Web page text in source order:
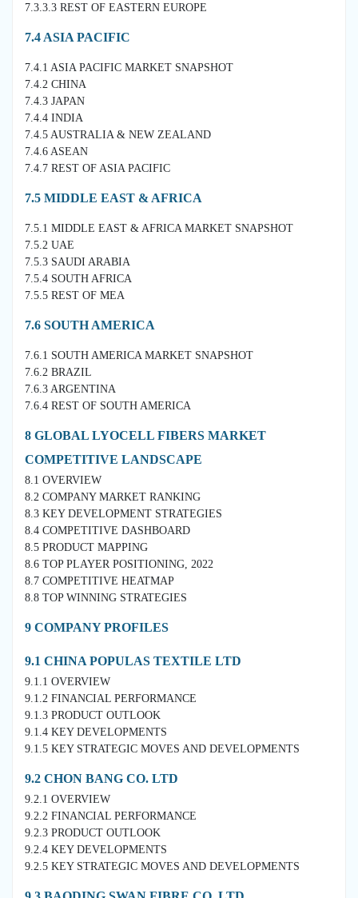
7.3.3.3 REST OF EASTERN EUROPE
7.4 ASIA PACIFIC
7.4.1 ASIA PACIFIC MARKET SNAPSHOT
7.4.2 CHINA
7.4.3 JAPAN
7.4.4 INDIA
7.4.5 AUSTRALIA & NEW ZEALAND
7.4.6 ASEAN
7.4.7 REST OF ASIA PACIFIC
7.5 MIDDLE EAST & AFRICA
7.5.1 MIDDLE EAST & AFRICA MARKET SNAPSHOT
7.5.2 UAE
7.5.3 SAUDI ARABIA
7.5.4 SOUTH AFRICA
7.5.5 REST OF MEA
7.6 SOUTH AMERICA
7.6.1 SOUTH AMERICA MARKET SNAPSHOT
7.6.2 BRAZIL
7.6.3 ARGENTINA
7.6.4 REST OF SOUTH AMERICA
8 GLOBAL LYOCELL FIBERS MARKET
COMPETITIVE LANDSCAPE
8.1 OVERVIEW
8.2 COMPANY MARKET RANKING
8.3 KEY DEVELOPMENT STRATEGIES
8.4 COMPETITIVE DASHBOARD
8.5 PRODUCT MAPPING
8.6 TOP PLAYER POSITIONING, 2022
8.7 COMPETITIVE HEATMAP
8.8 TOP WINNING STRATEGIES
9 COMPANY PROFILES
9.1 CHINA POPULAS TEXTILE LTD
9.1.1 OVERVIEW
9.1.2 FINANCIAL PERFORMANCE
9.1.3 PRODUCT OUTLOOK
9.1.4 KEY DEVELOPMENTS
9.1.5 KEY STRATEGIC MOVES AND DEVELOPMENTS
9.2 CHON BANG CO. LTD
9.2.1 OVERVIEW
9.2.2 FINANCIAL PERFORMANCE
9.2.3 PRODUCT OUTLOOK
9.2.4 KEY DEVELOPMENTS
9.2.5 KEY STRATEGIC MOVES AND DEVELOPMENTS